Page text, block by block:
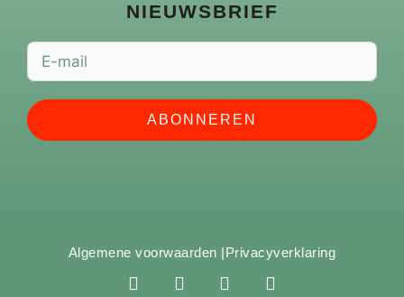
NIEUWSBRIEF
ABONNEREN
F
a
I
n
Y
o
S
p
Algemene voorwaarden |Privacyverklaring